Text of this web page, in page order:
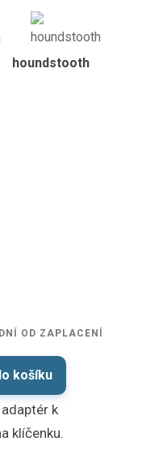
houndstooth
k
klíčenku.
košíku
OD ZAPLACENÍ